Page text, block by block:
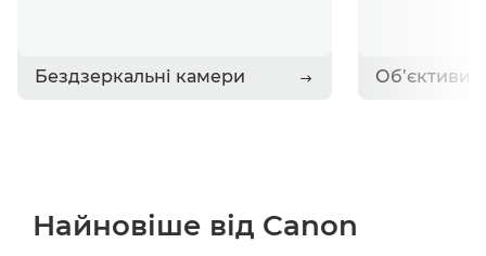
Бездзеркальні камери Об’єктиви
Найновіше від Canon